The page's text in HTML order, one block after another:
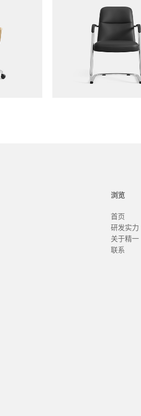
浏览
首页
研发实力
关于精一
联系